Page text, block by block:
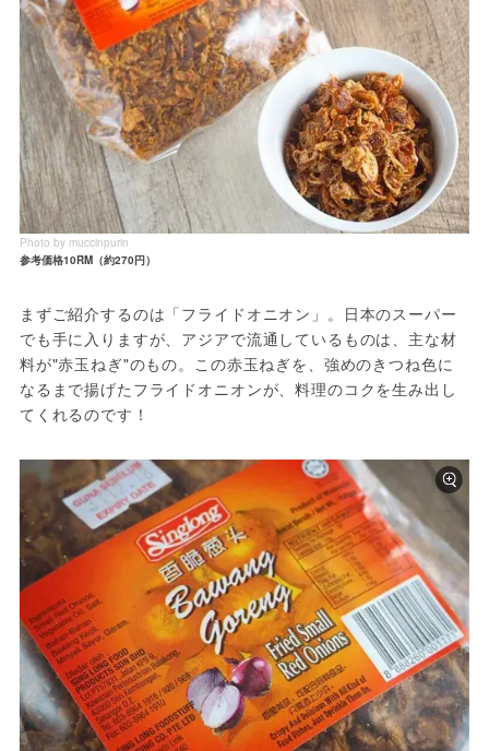
Photo by muccinpurin
参考価格10RM（約270円）
まずご紹介するのは「フライドオニオン」。日本のスーパー
でも手に入りますが、アジアで流通しているものは、主な材
料が"赤玉ねぎ"のもの。この赤玉ねぎを、強めのきつね色に
なるまで揚げたフライドオニオンが、料理のコクを生み出し
てくれるのです！